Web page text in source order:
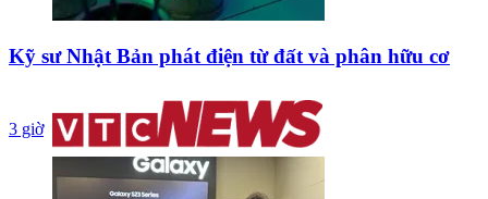
Kỹ sư Nhật Bản phát điện từ đất và phân hữu cơ
3 giờ